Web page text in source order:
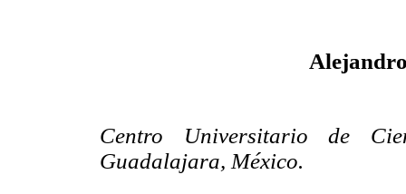
Centro Universitario de
Guadalajara, México.